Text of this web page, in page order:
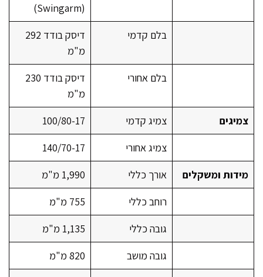
(Swingarm)
בלם קדמי
דיסק בודד 292
מ"מ
בלם אחורי
דיסק בודד 230
מ"מ
צמיגים
צמיג קדמי
100/80-17
צמיג אחורי
140/70-17
מידות ומשקלים
אורך כללי
1,990 מ"מ
רוחב כללי
755 מ"מ
גובה כללי
1,135 מ"מ
גובה מושב
820 מ"מ